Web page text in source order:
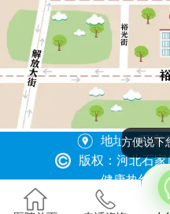
地址：石家
版权：河北石
健康热线：
冀ICP备
方便说下